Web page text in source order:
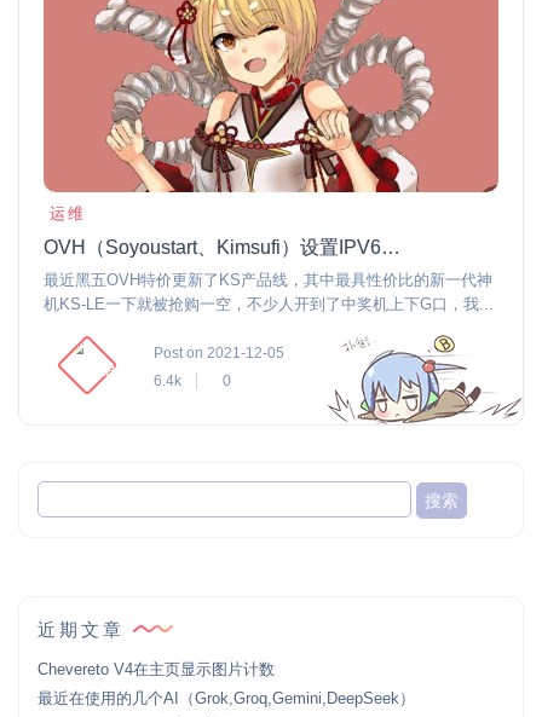
运维
OVH（Soyoustart、Kimsufi）设置IPV6，变更RAID
最近黑五OVH特价更新了KS产品线，其中最具性价比的新一代神
机KS-LE一下就被抢购一空，不少人开到了中奖机上下G口，我...
Post on 2021-12-05
6.4k
0
近期文章
Chevereto V4在主页显示图片计数
最近在使用的几个AI（Grok,Groq,Gemini,DeepSeek）